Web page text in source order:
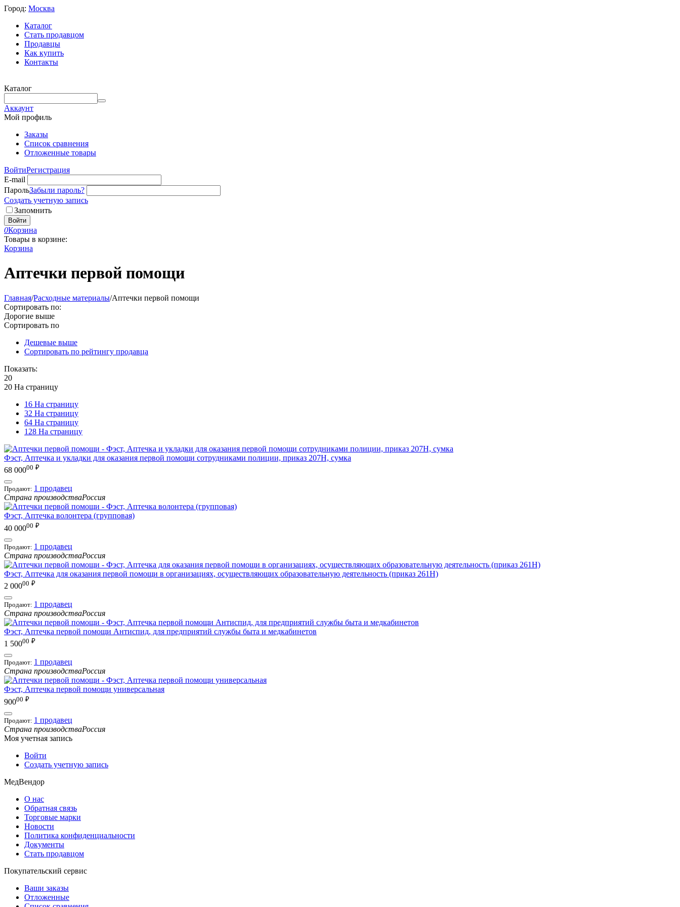
Город: Москва
Каталог
Стать продавцом
Продавцы
Как купить
Контакты
Каталог
Аккаунт
Мой профиль
Заказы
Список сравнения
Отложенные товары
ВойтиРегистрация
E-mail
ПарольЗабыли пароль?
Создать учетную запись
Запомнить
Войти
0Корзина
Товары в корзине:
Корзина
Аптечки первой помощи
Главная/Расходные материалы/Аптечки первой помощи
Сортировать по:
Дорогие выше
Сортировать по
Дешевые выше
Сортировать по рейтингу продавца
Показать:
20
20 На страницу
16 На страницу
32 На страницу
64 На страницу
128 На страницу
Фэст, Аптечка и укладки для оказания первой помощи сотрудниками полиции, приказ 207Н, сумка
68 00000 ₽
Продают: 1 продавец
Страна производстваРоссия
Фэст, Аптечка волонтера (групповая)
40 00000 ₽
Продают: 1 продавец
Страна производстваРоссия
Фэст, Аптечка для оказания первой помощи в организациях, осуществляющих образовательную деятельность (приказ 261Н)
2 00000 ₽
Продают: 1 продавец
Страна производстваРоссия
Фэст, Аптечка первой помощи Антиспид, для предприятий службы быта и медкабинетов
1 50000 ₽
Продают: 1 продавец
Страна производстваРоссия
Фэст, Аптечка первой помощи универсальная
90000 ₽
Продают: 1 продавец
Страна производстваРоссия
Моя учетная запись
Войти
Создать учетную запись
МедВендор
О нас
Обратная связь
Торговые марки
Новости
Политика конфиденциальности
Документы
Стать продавцом
Покупательский сервис
Ваши заказы
Отложенные